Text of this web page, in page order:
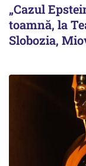
„Cazul
toamnă, la
Slobozia,